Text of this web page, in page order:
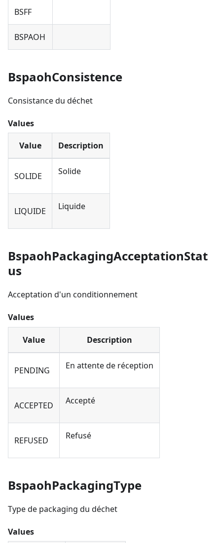
BSFF
BSPAOH
BspaohConsistence
Consistance du déchet
Values
Value Description
SOLIDE Solide
LIQUIDE Liquide
BspaohPackagingAcceptationStat
us
Acceptation d'un conditionnement
Values
Value Description
PENDING En attente de réception
ACCEPTED Accepté
REFUSED Refusé
BspaohPackagingType
Type de packaging du déchet
Values